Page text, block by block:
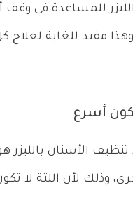
للمساعدة في وقف
مفيد للغاية لعلاج
أسرع
الأسنان بالليزر
وذلك لأن اللثة لا